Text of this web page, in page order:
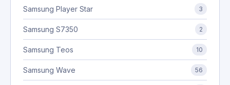
Samsung Player Star 3
Samsung S7350 2
Samsung Teos 10
Samsung Wave 56